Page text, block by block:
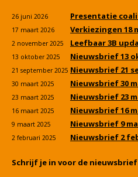
26 juni 2026 Presentatie
17 maart 2026 Verkiezingen 18
2 november 2025 Leefbaar 3B
13 oktober 2025 Nieuwsbrief 13
21 september 2025 Nieuwsbrief 21
30 maart 2025 Nieuwsbrief 30
23 maart 2025 Nieuwsbrief 23
16 maart 2025 Nieuwsbrief 16
9 maart 2025 Nieuwsbrief 9
2 februari 2025 Nieuwsbrief 2
Schrijf je in voor de nieuwsbrief